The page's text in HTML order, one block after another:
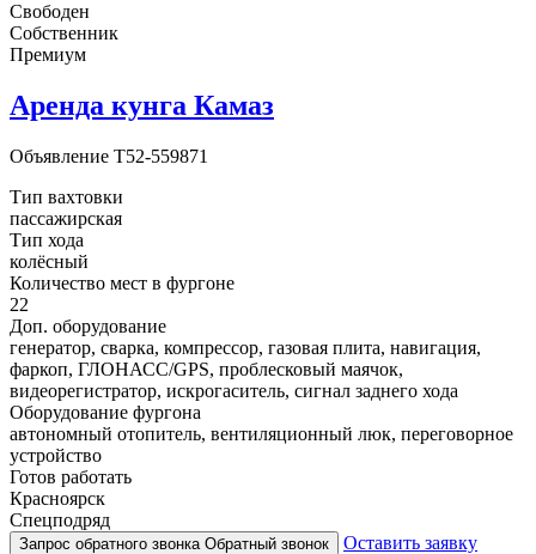
Свободен
Собственник
Премиум
Аренда кунга Камаз
Объявление T52-559871
Тип вахтовки
пассажирская
Тип хода
колёсный
Количество мест в фургоне
22
Доп. оборудование
генератор, сварка, компрессор, газовая плита, навигация,
фаркоп, ГЛОНАСС/GPS, проблесковый маячок,
видеорегистратор, искрогаситель, сигнал заднего хода
Оборудование фургона
автономный отопитель, вентиляционный люк, переговорное
устройство
Готов работать
Красноярск
Спецподряд
Запрос обратного звонка Обратный звонок Оставить заявку